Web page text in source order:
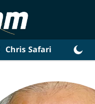
Chris Safari